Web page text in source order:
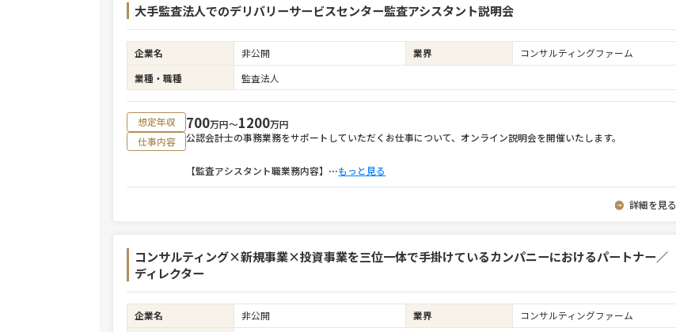
大手監査法人でのデリバリーサービスセンター監査アシスタント説明会
企業名 非公開 業界
コンサルティングファーム
業種・職種
監査法人
想定年収 700万円〜1200万円
仕事内容
公認会計士の事務業務をサポートしていただくお仕事について、オンライン説明会を開催いたします。
【監査アシスタント職業務内容】 ⋯もっと見る
詳細を見る
コンサルティング×新規事業×投資事業を三位一体で手掛けているカンパニーにおけるパートナー／
ディレクター
企業名 非公開 業界
コンサルティングファーム